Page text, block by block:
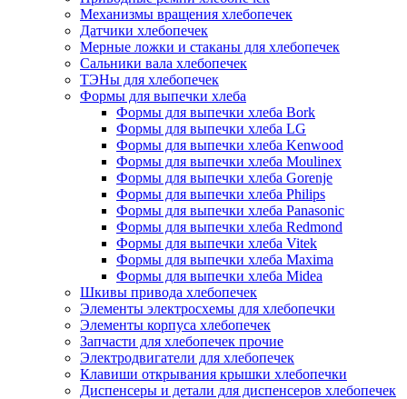
Механизмы вращения хлебопечек
Датчики хлебопечек
Мерные ложки и стаканы для хлебопечек
Сальники вала хлебопечек
ТЭНы для хлебопечек
Формы для выпечки хлеба
Формы для выпечки хлеба Bork
Формы для выпечки хлеба LG
Формы для выпечки хлеба Kenwood
Формы для выпечки хлеба Moulinex
Формы для выпечки хлеба Gorenje
Формы для выпечки хлеба Philips
Формы для выпечки хлеба Panasonic
Формы для выпечки хлеба Redmond
Формы для выпечки хлеба Vitek
Формы для выпечки хлеба Maxima
Формы для выпечки хлеба Midea
Шкивы привода хлебопечек
Элементы электросхемы для хлебопечки
Элементы корпуса хлебопечек
Запчасти для хлебопечек прочие
Электродвигатели для хлебопечек
Клавиши открывания крышки хлебопечки
Диспенсеры и детали для диспенсеров хлебопечек